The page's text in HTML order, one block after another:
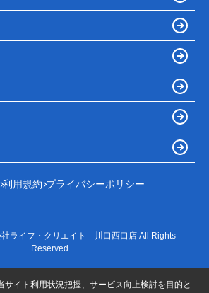
利用規約 プライバシーポリシー
ライフ・クリエイト 川口西口店 All Rights
Reserved.
サイト利用状況把握、サービス向上検討を目的と